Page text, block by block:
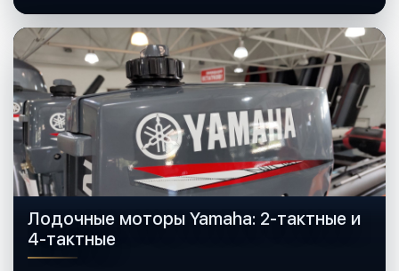
Лодочные моторы Yamaha: 2-тактные и
4-тактные